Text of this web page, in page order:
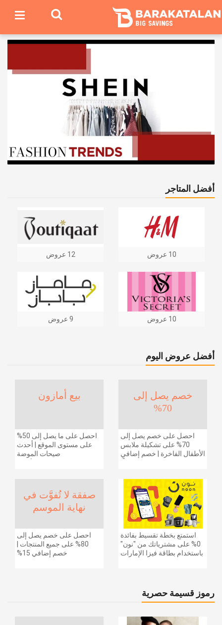
أفضل المتاجر
12 عروض 10 عروض
9 عروض 10 عروض
أفضل عروض اليوم
بيع أمازون
احصل على ما يصل إلى 50%
على مستوى الموقع | أحدث
صيحات الموضة
خصم يصل إلى
70%
احصل على خصم يصل إلى
70% على تشكيلة ملابس
الأطفال الفاخرة | خصم إضافي
صفقة لا تُفوَّت في
نهاية الموسم
احصل على خصم يصل إلى
80% على جميع المنتجات |
خصم إضافي 15%
استمتع بخطة تقسيط بفائدة
0% على مشترياتك من "نون"
باستخدام بطاقة فيزا الإمارات
رموز قسيمة حصرية